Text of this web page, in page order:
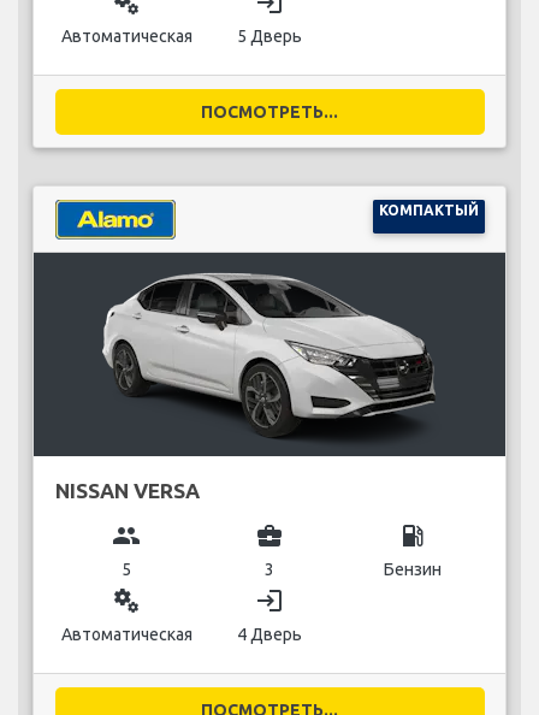
Автоматическая 5 Дверь
ПОСМОТРЕТЬ...
КОМПАКТЫЙ
NISSAN VERSA
group
5
business_center
3
local_gas_station
Бензин
miscellaneous_services
Автоматическая
login
4 Дверь
ПОСМОТРЕТЬ...